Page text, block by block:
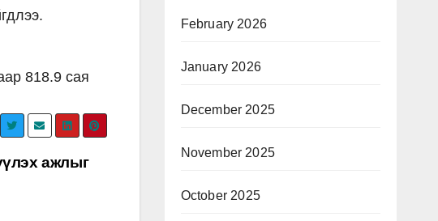
818.9 сая
ажлыг
February 2026
January 2026
December 2025
November 2025
October 2025